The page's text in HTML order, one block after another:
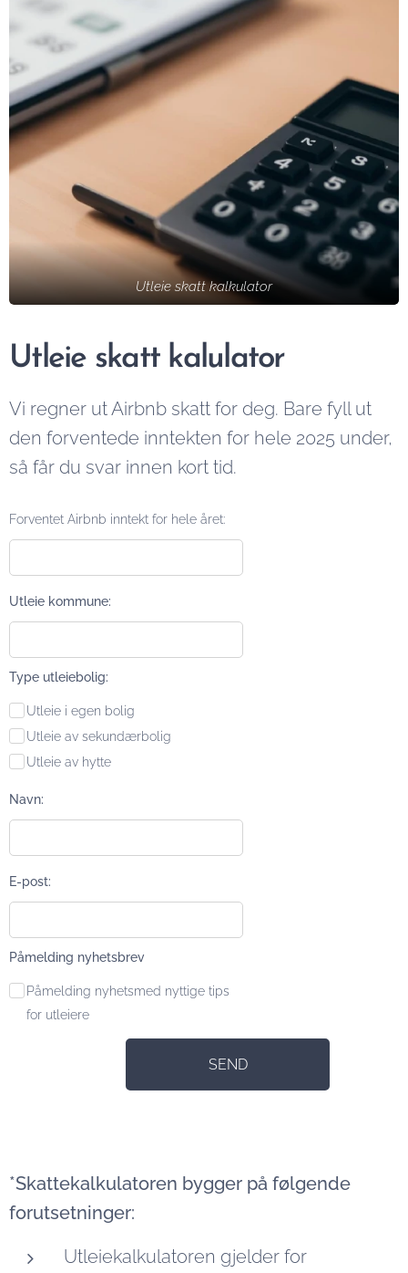
Utleie skatt kalkulator
Utleie skatt kalulator
Vi regner ut Airbnb skatt for deg. Bare fyll ut
den forventede inntekten for hele 2025 under,
så får du svar innen kort tid.
Forventet Airbnb inntekt for hele året:
Utleie kommune:
Type utleiebolig:
Utleie i egen bolig
Utleie av sekundærbolig
Utleie av hytte
Navn:
E-post:
Påmelding nyhetsbrev
Påmelding nyhetsmed nyttige tips
for utleiere
SEND
*Skattekalkulatoren bygger på følgende
forutsetninger:
Utleiekalkulatoren gjelder for